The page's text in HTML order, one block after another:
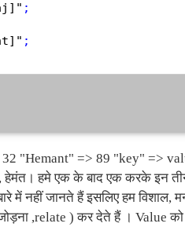
"Hemant" => 89 "key" =>
हेमंत। हमे एक के बाद एक करके इन
में नहीं जानते हैं इसलिए हम विशाल,
,relate ) कर देते हैं । Value